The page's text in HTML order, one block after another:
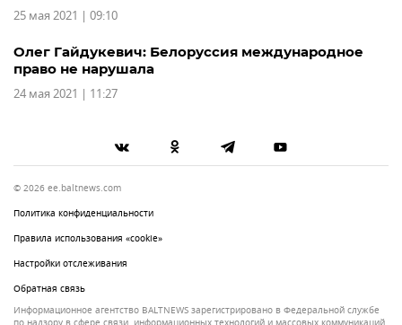
25 мая 2021 | 09:10
Олег Гайдукевич: Белоруссия международное
право не нарушала
24 мая 2021 | 11:27
© 2026 ee.baltnews.com
Политика конфиденциальности
Правила использования «cookie»
Настройки отслеживания
Обратная связь
Информационное агентство BALTNEWS зарегистрировано в Федеральной службе